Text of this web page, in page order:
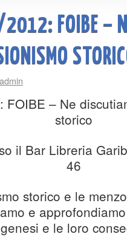
FOIBE –
admin
FOIBE – Ne
storico
il Bar Libreria
46
storico e le
e
e le loro